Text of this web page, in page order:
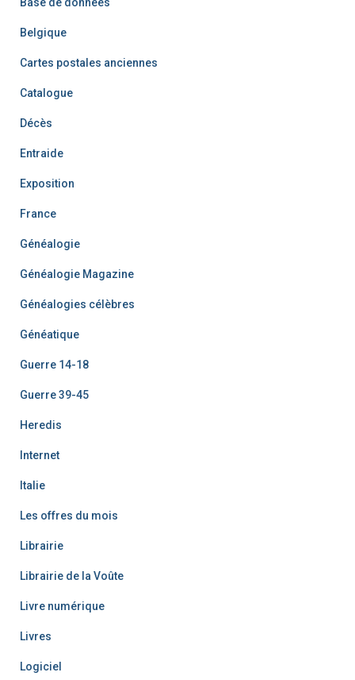
Belgique
Cartes postales anciennes
Catalogue
Décès
Entraide
Exposition
France
Généalogie
Généalogie Magazine
Généalogies célèbres
Généatique
Guerre 14-18
Guerre 39-45
Heredis
Internet
Italie
Les offres du mois
Librairie
Librairie de la Voûte
Livre numérique
Livres
Logiciel